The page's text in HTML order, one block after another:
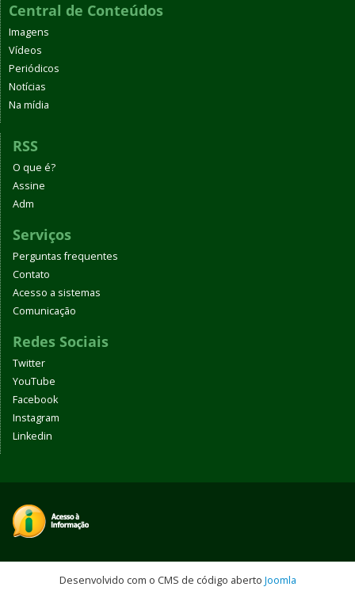
Central de Conteúdos
Imagens
Vídeos
Periódicos
Notícias
Na mídia
RSS
O que é?
Assine
Adm
Serviços
Perguntas frequentes
Contato
Acesso a sistemas
Comunicação
Redes Sociais
Twitter
YouTube
Facebook
Instagram
Linkedin
Desenvolvido com o CMS de código aberto Joomla